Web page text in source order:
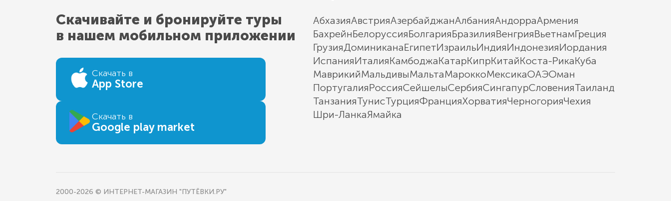
Скачивайте и бронируйте туры
в нашем мобильном приложении
Скачать в
App Store
Скачать в
Google play market
АбхазияАвстрияАзербайджанАлбанияАндорраАрмения
БахрейнБелоруссияБолгарияБразилияВенгрияВьетнамГреция
ГрузияДоминиканаЕгипетИзраильИндияИндонезияИордания
ИспанияИталияКамбоджаКатарКипрКитайКоста-РикаКуба
МаврикийМальдивыМальтаМароккоМексикаОАЭОман
ПортугалияРоссияСейшелыСербияСингапурСловенияТаиланд
ТанзанияТунисТурцияФранцияХорватияЧерногорияЧехия
Шри-ЛанкаЯмайка
2000-2026 © ИНТЕРНЕТ-МАГАЗИН "ПУТЁВКИ.РУ"